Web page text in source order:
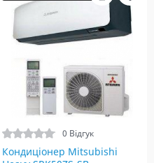
0 Відгук
Кондиціонер Mitsubishi